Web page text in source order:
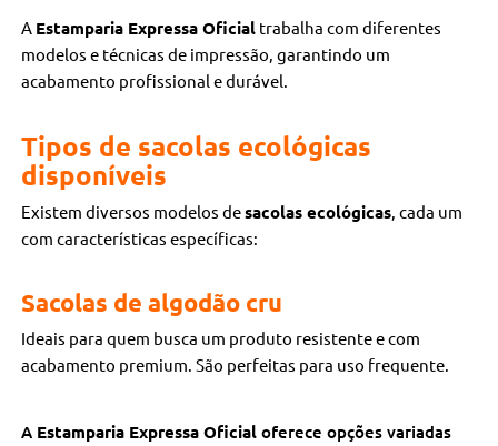
A Estamparia Expressa Oficial trabalha com diferentes
modelos e técnicas de impressão, garantindo um
acabamento profissional e durável.
Tipos de sacolas ecológicas
disponíveis
Existem diversos modelos desacolas ecológicas, cada um
com características específicas:
Sacolas de algodão cru
Ideais para quem busca um produto resistente e com
acabamento premium. São perfeitas para uso frequente.
A Estamparia Expressa Oficial oferece opções variadas